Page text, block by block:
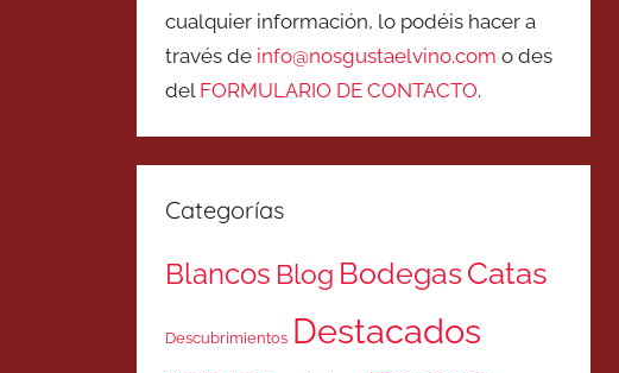
cualquier información, lo podéis hacer a
través de info@nosgustaelvino.com o des
del FORMULARIO DE CONTACTO.
Categorías
Blancos Blog BodegasCatas
Descubrimientos Destacados